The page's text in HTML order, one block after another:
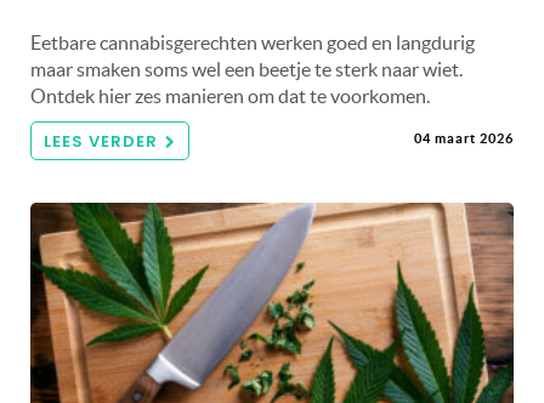
Eetbare cannabisgerechten werken goed en langdurig
maar smaken soms wel een beetje te sterk naar wiet.
Ontdek hier zes manieren om dat te voorkomen.
LEES VERDER 04 maart 2026